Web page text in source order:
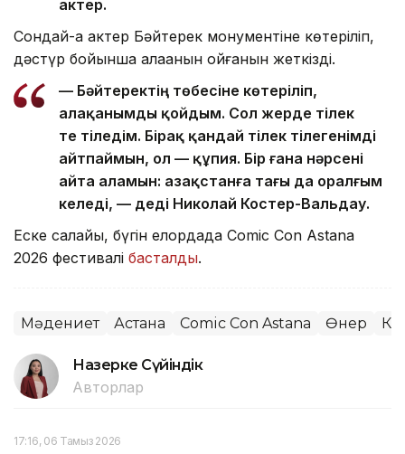
актер.
Сондай-ақ актер Бәйтерек монументіне көтеріліп,
дәстүр бойынша алақанын қойғанын жеткізді.
— Бәйтеректің төбесіне көтеріліп,
алақанымды қойдым. Сол жерде тілек
те тіледім. Бірақ қандай тілек тілегенімді
айтпаймын, ол — құпия. Бір ғана нәрсені
айта аламын: Қазақстанға тағы да оралғым
келеді, — деді Николай Костер-Вальдау.
Еске салайық, бүгін елордада Comic Con Astana
2026 фестивалі басталды.
Мәдениет Астана Comic Con Astana Өнер
Назерке Сүйіндік
Авторлар
17:16, 06 Тамыз 2026